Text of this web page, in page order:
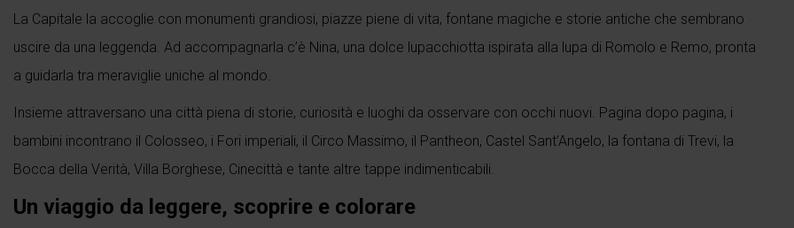
La Capitale la accoglie con monumenti grandiosi, piazze piene di vita, fontane magiche e storie antiche che sembrano
uscire da una leggenda. Ad accompagnarla c’è Nina, una dolce lupacchiotta ispirata alla lupa di Romolo e Remo, pronta
a guidarla tra meraviglie uniche al mondo.
Insieme attraversano una città piena di storie, curiosità e luoghi da osservare con occhi nuovi. Pagina dopo pagina, i
bambini incontrano il Colosseo, i Fori imperiali, il Circo Massimo, il Pantheon, Castel Sant’Angelo, la fontana di Trevi, la
Bocca della Verità, Villa Borghese, Cinecittà e tante altre tappe indimenticabili.
Un viaggio da leggere, scoprire e colorare